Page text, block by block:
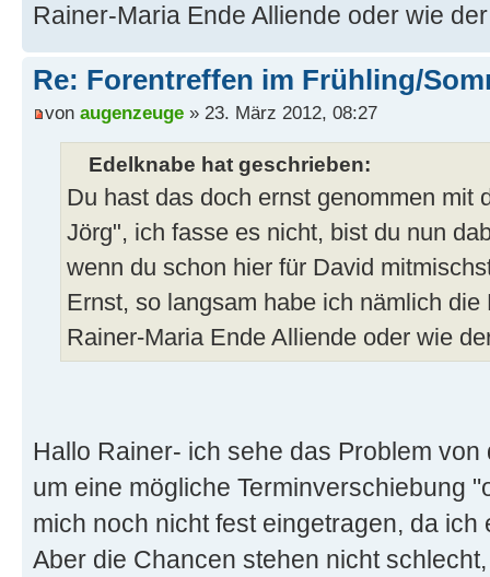
Rainer-Maria Ende Alliende oder wie
Re: Forentreffen im Frühling/
von augenzeuge » 23. März 2012, 08:27
Edelknabe hat geschrieben:
Du hast das doch ernst genommen mit
Jörg", ich fasse es nicht, bist du nun
wenn du schon hier für David
Ernst, so langsam habe ich nämlich die
Rainer-Maria Ende Alliende oder wie
Hallo Rainer- ich sehe das Problem
um eine mögliche Terminverschiebung
mich noch nicht fest eingetragen, da
Aber die Chancen stehen nicht